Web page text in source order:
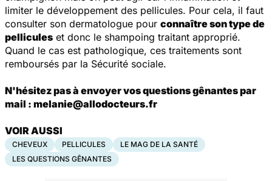
limiter le développement des pellicules. Pour cela, il faut
consulter son dermatologue pour connaître son type de
pellicules et donc le shampoing traitant approprié.
Quand le cas est pathologique, ces traitements sont
remboursés par la Sécurité sociale.
N'hésitez pas à envoyer vos questions gênantes par
mail : melanie@allodocteurs.fr
VOIR AUSSI
CHEVEUX PELLICULES
LE MAG DE LA SANTÉ
LES QUESTIONS GÊNANTES